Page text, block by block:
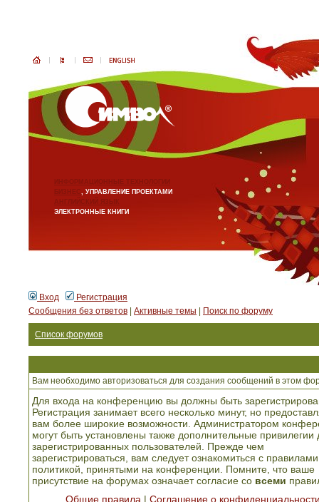
ИНФОРМАЦИОННЫЕ ТЕХНОЛОГИИ
БИЗНЕС, УПРАВЛЕНИЕ ПРОЕКТАМИ
АНГЛИЙСКИЙ ЯЗЫК
ЭЛЕКТРОННЫЕ КНИГИ
Вход
Регистрация
Сообщения без ответов
Активные темы Поиск по форуму
Список форумов
Вам необходимо авторизоваться для создания сообщений в этом
Для входа на конференцию вы должны быть
Регистрация занимает всего несколько минут, но
вам более широкие возможности. Администратором
могут быть установлены также дополнительные привилегии
зарегистрированных пользователей. Прежде чем
зарегистрироваться, вам следует ознакомиться с
политикой, принятыми на конференции. Помните, что ваше
присутствие на форумах означает согласие со всеми
Общие правила
Соглашение о